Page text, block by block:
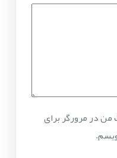
من در مرورگر برای